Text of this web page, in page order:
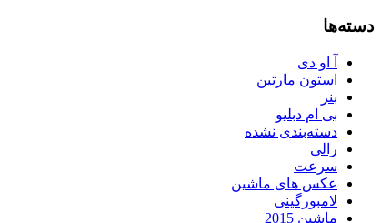
دسته‌ها
آ او دی
استون مارتین
بنز
بی ام دبلیو
دسته‌بندی نشده
رالی
سرعت
عکس های ماشین
لامبورگینی
ماشین 2015